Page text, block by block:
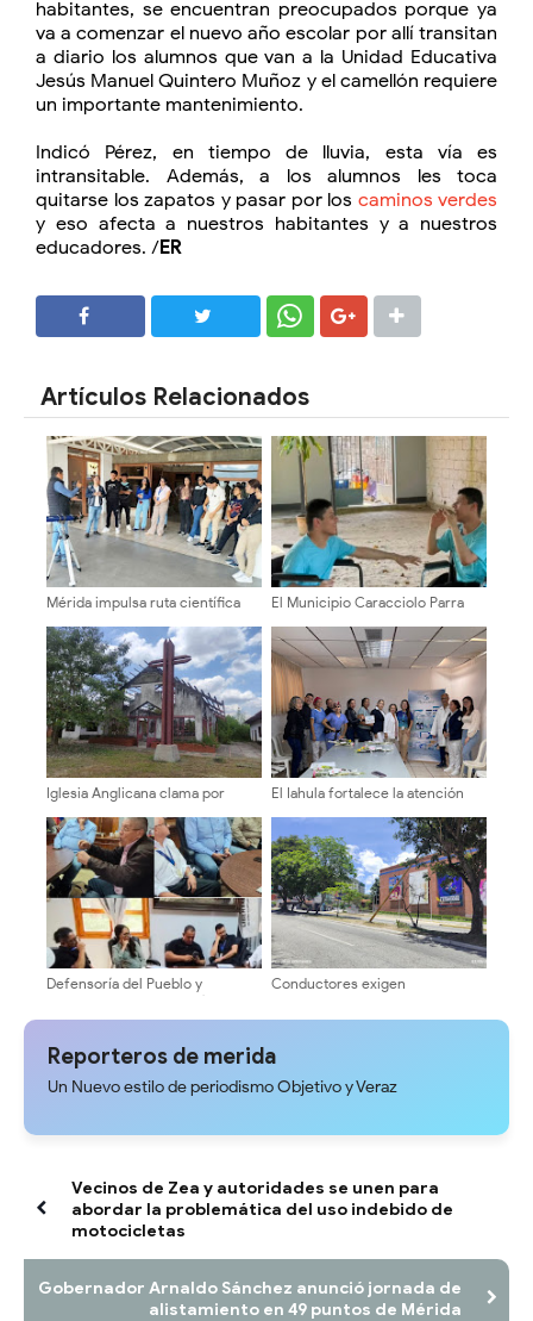
habitantes, se encuentran preocupados porque ya
va a comenzar el nuevo año escolar por allí transitan
a diario los alumnos que van a la Unidad Educativa
Jesús Manuel Quintero Muñoz y el camellón requiere
un importante mantenimiento.
Indicó Pérez, en tiempo de lluvia, esta vía es
intransitable. Además, a los alumnos les toca
quitarse los zapatos y pasar por los caminos verdes
y eso afecta a nuestros habitantes y a nuestros
educadores. /ER
Artículos Relacionados
Mérida impulsa ruta científica
El Municipio Caracciolo Parra
quienes más lo necesitan
Iglesia Anglicana clama por
templo en Mérida
El Iahula fortalece la atención
técnica multidisciplinaria
Defensoría del Pueblo y
Concejo Municipal evalúan tarifa
del pasaje en Mérida
Conductores exigen
a punto de colapsar en la
Reporteros de merida
Un Nuevo estilo de periodismo Objetivo y Veraz
Vecinos de Zea y autoridades se unen para
abordar la problemática del uso indebido de
motocicletas
Gobernador Arnaldo Sánchez anunció jornada de
alistamiento en 49 puntos de Mérida